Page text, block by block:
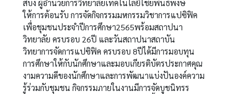
สบง ผู้อำนวยการวิทยาลัยเทคโนโลยีไชยพันธ์พงษ์
ให้การต้อนรับ การจัดกิจกรรมมหกรรมวิชาการแปซิฟิค
เพื่อชุมชนประจำปีการศึกษา2565พร้อมสถาปนา
วิทยาลัย ครบรอบ 26ปี และวันสถาปนาสถาบัน
วิทยาการจัดการแปซิฟิค ครบรอบ 8ปีได้มีการมอบทุน
การศึกษาให้กับนักศึกษาและมอบเกียรติบัตรประกาศคุณ
งามความดีของนักศึกษาและการพัฒนาแบ่งปันองค์ความ
รู้ร่วมกับชุมชน กิจกรรมภายในงานมีการจัดบูชนิทรร